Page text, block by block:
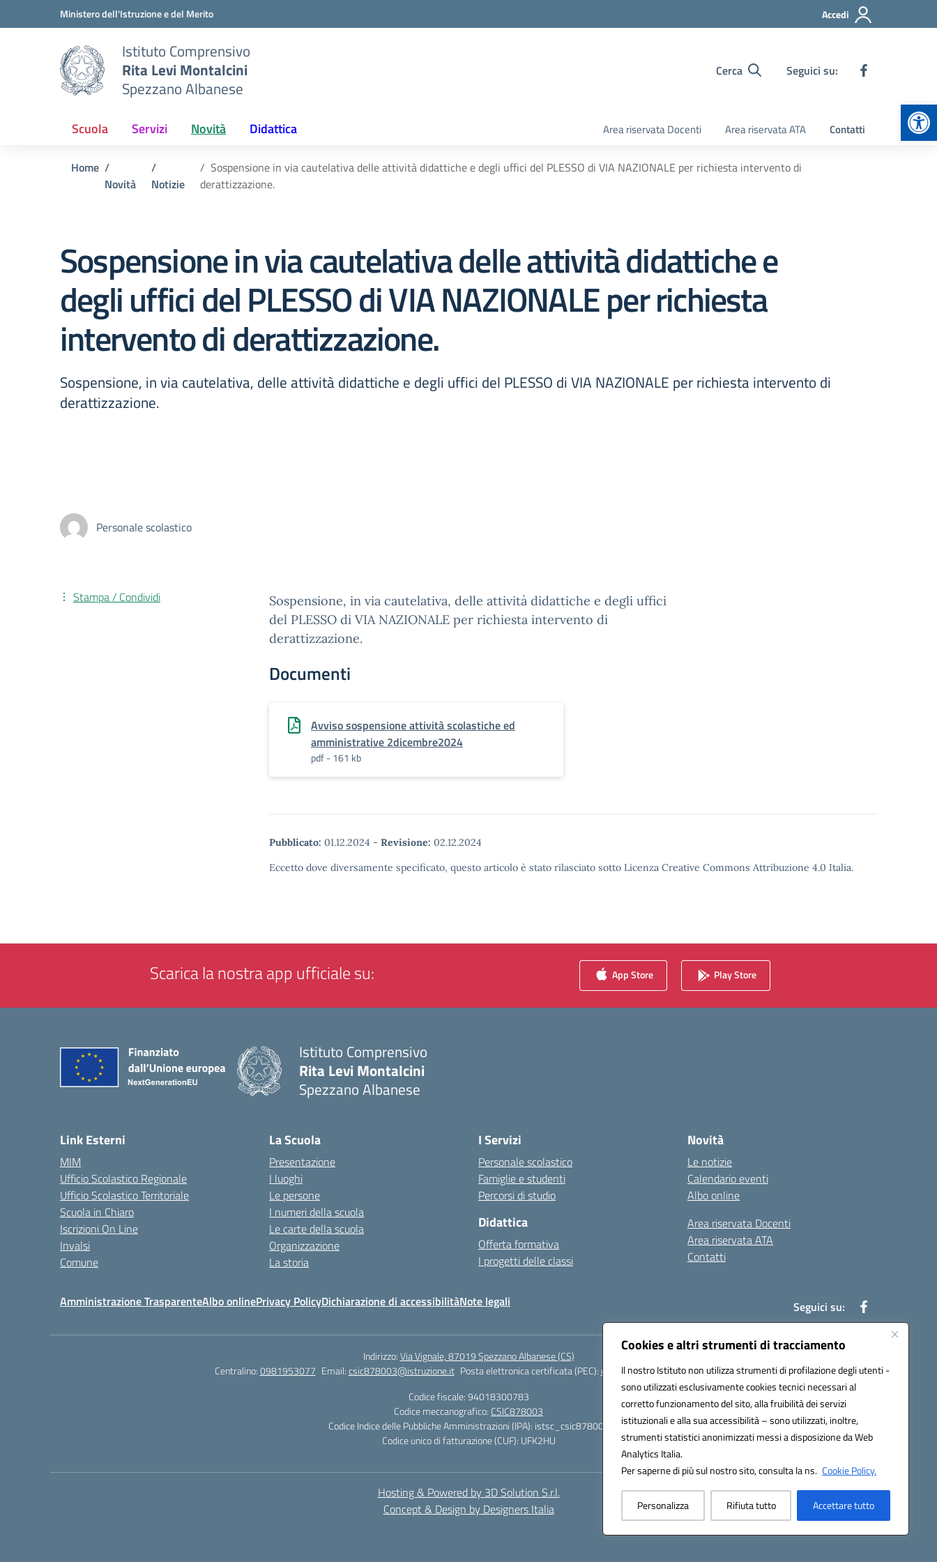
Cookies e altri strumenti di tracciamento
Il nostro Istituto non utilizza strumenti di profilazione degli utenti -
sono utilizzati esclusivamente cookies tecnici necessari al
corretto funzionamento del sito, alla fruibilità dei servizi
istituzionali e alla sua accessibilità – sono utilizzati, inoltre,
strumenti statistici anonimizzati messi a disposizione da Web
Analytics Italia.
Per saperne di più sul nostro sito, consulta la ns. Cookie Policy.
Personalizza Rifiuta tutto Accettare tutto
Vai ai contenuti
Vai al menu di navigazioneMinistero dell'Istruzione e del Merito Accedi
Istituto Comprensivo
Rita Levi Montalcini
Spezzano Albanese
Cerca Seguici su:
Scuola Servizi Novità Didattica Area riservata Docenti Area riservata ATA Contatti
Home
Novità
Notizie
Sospensione in via cautelativa delle attività didattiche e degli uffici del PLESSO di VIA NAZIONALE per richiesta intervento di
derattizzazione.
Sospensione in via cautelativa delle attività didattiche e
degli uffici del PLESSO di VIA NAZIONALE per richiesta
intervento di derattizzazione.
Sospensione, in via cautelativa, delle attività didattiche e degli uffici del PLESSO di VIA NAZIONALE per richiesta intervento di
derattizzazione.
Personale scolastico
Sospensione, in via cautelativa, delle attività didattiche e degli uffici
del PLESSO di VIA NAZIONALE per richiesta intervento di
derattizzazione.
Documenti
Avviso sospensione attività scolastiche ed
amministrative 2dicembre2024
pdf - 161 kb
Pubblicato: 01.12.2024 - Revisione: 02.12.2024
Eccetto dove diversamente specificato, questo articolo è stato rilasciato sotto Licenza Creative Commons Attribuzione 4.0 Italia.
Stampa / Condividi
Scarica la nostra app ufficiale su: App Store Play Store
Istituto Comprensivo
Rita Levi Montalcini
Spezzano Albanese
Link Esterni
MIM
Ufficio Scolastico Regionale
Ufficio Scolastico Territoriale
Scuola in Chiaro
Iscrizioni On Line
Invalsi
Comune
La Scuola
Presentazione
I luoghi
Le persone
I numeri della scuola
Le carte della scuola
Organizzazione
La storia
I Servizi
Personale scolastico
Famiglie e studenti
Percorsi di studio
Didattica
Offerta formativa
I progetti delle classi
Novità
Le notizie
Calendario eventi
Albo online
Area riservata Docenti
Area riservata ATA
Contatti
Amministrazione TrasparenteAlbo onlinePrivacy PolicyDichiarazione di accessibilitàNote legali Seguici su:
Indirizzo:Via Vignale, 87019 Spezzano Albanese (CS)
Centralino:0981953077 Email:csic878003@istruzione.it Posta elettronica certificata (PEC):csic878003@pec.istruzione.it
Codice fiscale: 94018300783
Codice meccanografico: CSIC878003
Codice Indice delle Pubbliche Amministrazioni (IPA): istsc_csic878003
Codice unico di fatturazione (CUF): UFK2HU
Hosting & Powered by 3D Solution S.r.l.
Concept & Design by Designers Italia